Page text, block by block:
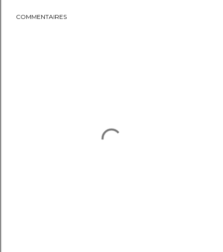
COMMENTAIRES